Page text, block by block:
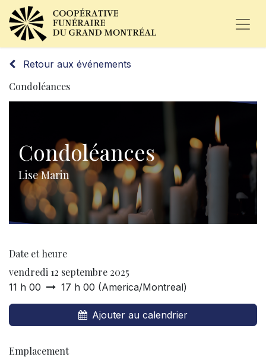
Retour aux événements
Condoléances
Condoléances
Lise Marin
Date et heure
vendredi 12 septembre 2025
11 h 00 17 h 00 (America/Montreal)
Ajouter au calendrier
Emplacement